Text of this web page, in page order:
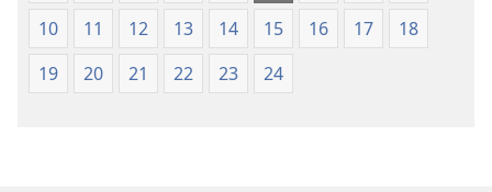
le
Lesha
Lefatshe
10
11 12 13 14 15 16 17
18
19
20 21 22 23 24